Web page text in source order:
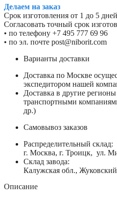
Делаем на заказ
Срок изготовления от 1 до 5
Согласовать точный срок
• по телефону +7 495 777 69 96
• по эл. почте post@niborit.com
Варианты доставки
Доставка по Москве
экспедитором нашей
Доставка в другие
транспортными
др.)
Самовывоз заказов
Распределительный склад:
г. Москва, г. Троицк, ул.
Склад завода:
Калужская обл.,
Описание